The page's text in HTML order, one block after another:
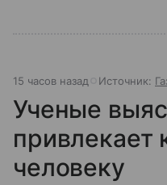
15 часов назад Источник:
Ученые
привлекает
человеку